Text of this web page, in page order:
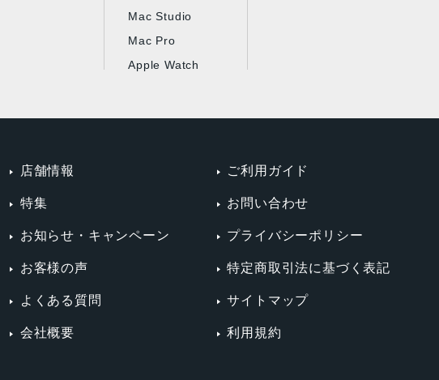
同時サポート：
解像度、60Hzのディスプレイ1台と、Thunderbolt経由で
同時サポート：
解像度、60Hzのディスプレイ1台
：Thunderbolt経由で最大6K解像度、60Hzのディスプレイ1
度、60Hzのディスプレイ1台または4K解像度、240Hzのデ
ト（M2）または4つのThunderbolt 4ポート（M2 Pro）で
Mac Studio
Mac Pro
Apple Watch
店舗情報
特集
お知らせ・キャンペーン
お客様の声
よくある質問
会社概要
ご利用ガイド
お問い合わせ
プライバシーポリシー
特定商取引法に基づく表記
サイトマップ
利用規約